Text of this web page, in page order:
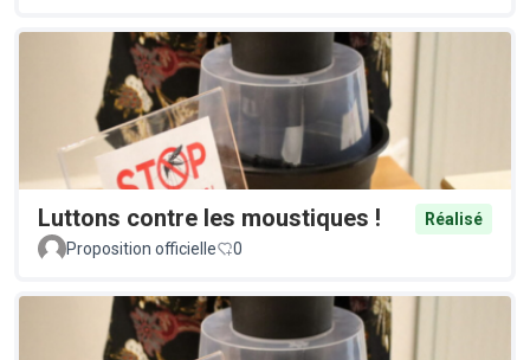
Luttons contre les moustiques !
Réalisé
Proposition officielle
0